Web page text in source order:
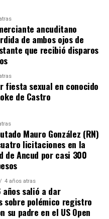
notables.
abrir el marcador,
A los 12′ del segundo
un remate tremendo de
de gol, pero que
mandó al córner.
de Colo Colo, definió
palo. Era un
finales.
Herrera cobró penal a
una falta contra el
a su marcador.El
la pena
ancuditano
de ambos ojos de
que recibió disparos
fiesta sexual en conocido
de Castro
Mauro González (RN)
licitaciones en la
de Ancud por casi 300
4 años atras
años salió a dar
sobre polémico registro
su padre en el US Open